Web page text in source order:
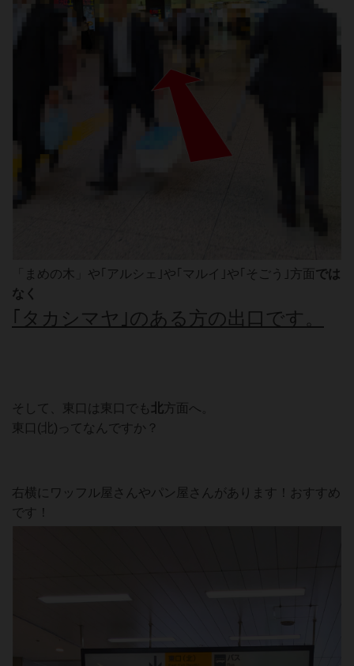
「まめの木」や｢アルシェ｣や｢マルイ｣や｢そごう｣方面では
なく
｢タカシマヤ｣のある方の出口です。
そして、東口は東口でも 北方面へ。
東口 (北) ってなんですか？
右横にワッフル屋さんやパン屋さんがあります！おすすめ
です！